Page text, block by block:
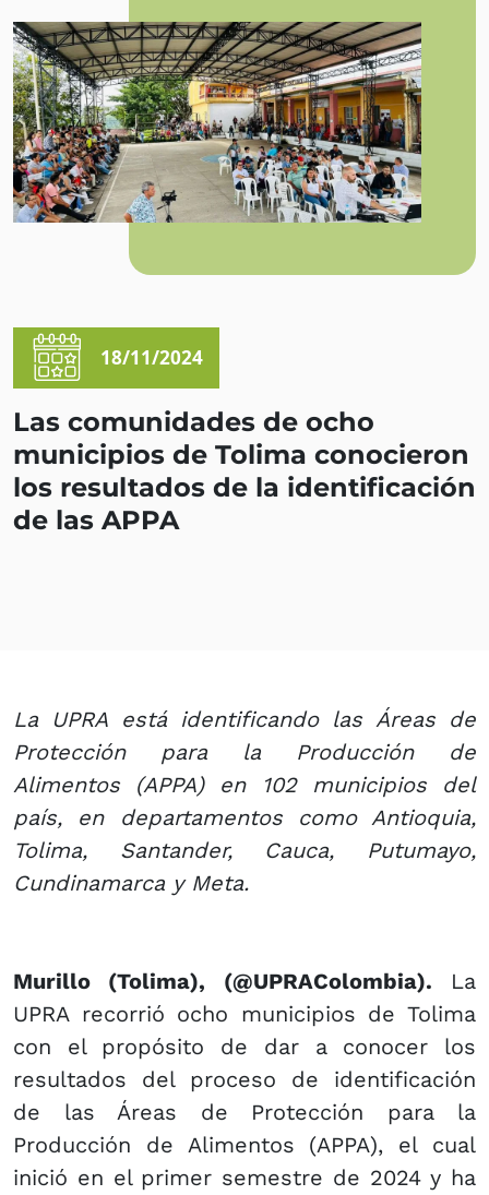
18/11/2024
Las comunidades de ocho
municipios de Tolima conocieron
los resultados de la identificación
de las APPA
La UPRA está identificando las Áreas de
Protección para la Producción de
Alimentos (APPA) en 102 municipios del
país, en departamentos como Antioquia,
Tolima, Santander, Cauca, Putumayo,
Cundinamarca y Meta.
Murillo (Tolima), (@UPRAColombia). La
UPRA recorrió ocho municipios de Tolima
con el propósito de dar a conocer los
resultados del proceso de identificación
de las Áreas de Protección para la
Producción de Alimentos (APPA), el cual
inició en el primer semestre de 2024 y ha